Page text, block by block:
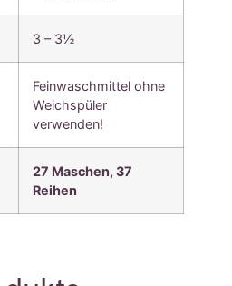
3 – 3½
Feinwaschmittel ohne
Weichspüler
verwenden!
27 Maschen, 37
Reihen